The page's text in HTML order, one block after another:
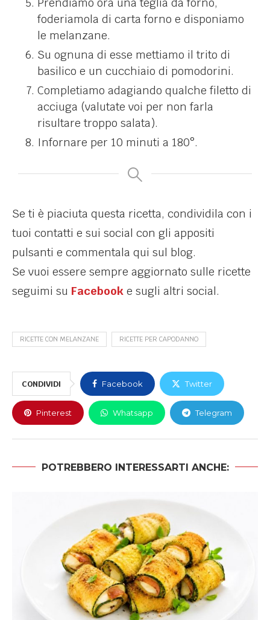
foderiamola di carta forno e disponiamo
le melanzane.
Su ognuna di esse mettiamo il trito di
basilico e un cucchiaio di pomodorini.
Completiamo adagiando qualche filetto di
acciuga (valutate voi per non farla
risultare troppo salata).
Infornare per 10 minuti a 180°.
Se ti è piaciuta questa ricetta, condividila con i
tuoi contatti e sui social con gli appositi
pulsanti e commentala qui sul blog.
Se vuoi essere sempre aggiornato sulle ricette
seguimi su Facebook e sugli altri social.
RICETTE CON MELANZANE RICETTE PER CAPODANNO
CONDIVIDI Facebook Twitter
Pinterest Whatsapp Telegram
POTREBBERO INTERESSARTI ANCHE: